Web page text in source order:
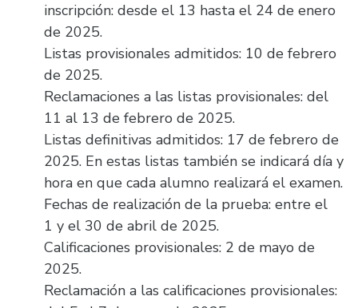
inscripción: desde el 13 hasta el 24 de enero
de 2025.
Listas provisionales admitidos: 10 de febrero
de 2025.
Reclamaciones a las listas provisionales: del
11 al 13 de febrero de 2025.
Listas definitivas admitidos: 17 de febrero de
2025. En estas listas también se indicará día y
hora en que cada alumno realizará el examen.
Fechas de realización de la prueba: entre el
1 y el 30 de abril de 2025.
Calificaciones provisionales: 2 de mayo de
2025.
Reclamación a las calificaciones provisionales: